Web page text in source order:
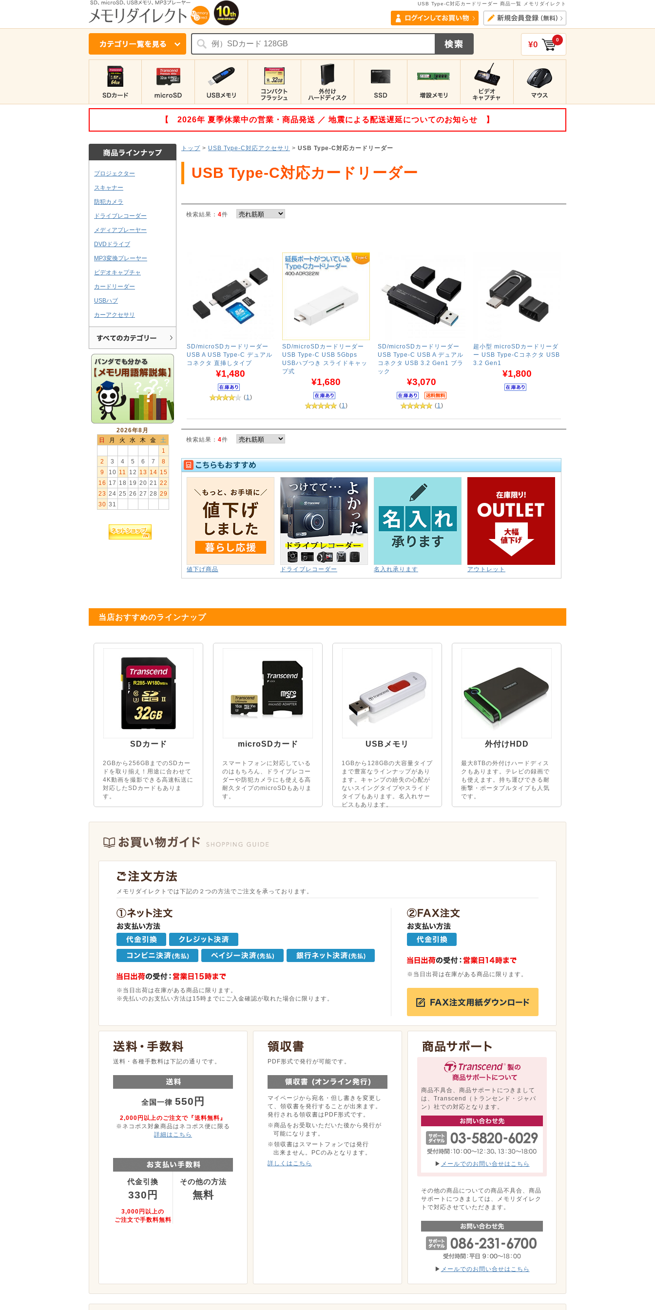
USB Type-C対応カードリーダー 商品一覧 メモリダイレクト
¥0 0
【 2026年 夏季休業中の営業・商品発送 ／ 地震による配送遅延についてのお知らせ 】
プロジェクター
スキャナー
防犯カメラ
ドライブレコーダー
メディアプレーヤー
DVDドライブ
MP3変換プレーヤー
ビデオキャプチャ
カードリーダー
USBハブ
カーアクセサリ
2026年8月
日
月 火 水 木 金
土
1
2
3 4 5 6 7
8
9
10 11 12 13 14 15
16
17 18 19 20 21
22
23 24 25 26 27 28 29
30 31
トップ > USB Type-C対応アクセサリ > USB Type-C対応カードリーダー
USB Type-C対応カードリーダー
検索結果： 4件
SD/microSDカードリーダー
USB A USB Type-C デュアル
コネクタ 直挿しタイプ
¥1,480
(1 )
SD/microSDカードリーダー
USB Type-C USB 5Gbps
USBハブつき スライドキャッ
プ式
¥1,680
(1 )
SD/microSDカードリーダー
USB Type-C USB A デュアル
コネクタ USB 3.2 Gen1 ブラ
ック
¥3,070
(1 )
超小型 microSDカードリーダ
ー USB Type-Cコネクタ USB
3.2 Gen1
¥1,800
検索結果： 4件
値下げ商品 ドライブレコーダー 名入れ承ります アウトレット
当店おすすめのラインナップ
SDカード
2GBから256GBまでのSDカー
ドを取り揃え！用途に合わせて
4K動画を撮影できる高速転送に
対応したSDカードもありま
す。
microSDカード
スマートフォンに対応している
のはもちろん、ドライブレコー
ダーや防犯カメラにも使える高
耐久タイプのmicroSDもありま
す。
USBメモリ
1GBから128GBの大容量タイプ
まで豊富なラインナップがあり
ます。キャンプの紛失の心配が
ないスイングタイプやスライド
タイプもあります。名入れサー
ビスもあります。
外付けHDD
最大8TBの外付けハードディス
クもあります。テレビの録画で
も使えます。持ち運びできる耐
衝撃・ポータブルタイプも人気
です。
メモリダイレクトでは下記の２つの方法でご注文を承っております。
※当日出荷は在庫がある商品に限ります。
※先払いのお支払い方法は15時までにご入金確認が取れた場合に限ります。
※当日出荷は在庫がある商品に限ります。
送料・各種手数料は下記の通りです。
全国一律 550円
2,000円以上のご注文で『送料無料』
※ネコポス対象商品はネコポス便に限る
詳細はこちら
代金引換
330円
3,000円以上の
ご注文で手数料無料
その他の方法
無料
PDF形式で発行が可能です。
マイページから宛名・但し書きを変更し
て、領収書を発行することが出来ます。
発行される領収書はPDF形式です。
※商品をお受取いただいた後から発行が
可能になります。
※領収書はスマートフォンでは発行
出来ません。PCのみとなります。
詳しくはこちら
商品不具合、商品サポートにつきまして
は、Transcend（トランセンド・ジャパ
ン）社での対応となります。
▶ メールでのお問い合せはこちら
その他の商品についての商品不具合、商品
サポートにつきましては、メモリダイレク
トで対応させていただきます。
▶ メールでのお問い合せはこちら